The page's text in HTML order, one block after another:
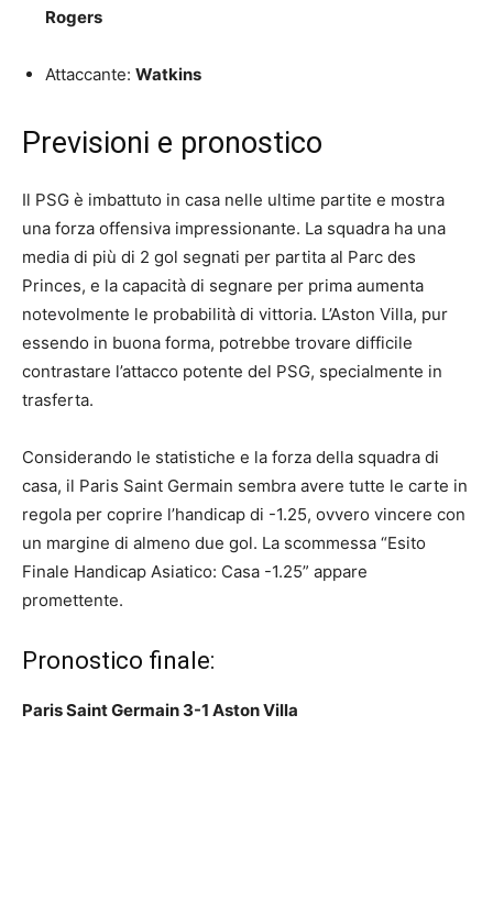
Rogers
Attaccante: Watkins
Previsioni e pronostico
Il PSG è imbattuto in casa nelle ultime partite e mostra
una forza offensiva impressionante. La squadra ha una
media di più di 2 gol segnati per partita al Parc des
Princes, e la capacità di segnare per prima aumenta
notevolmente le probabilità di vittoria. L’Aston Villa, pur
essendo in buona forma, potrebbe trovare difficile
contrastare l’attacco potente del PSG, specialmente in
trasferta.
Considerando le statistiche e la forza della squadra di
casa, il Paris Saint Germain sembra avere tutte le carte in
regola per coprire l’handicap di -1.25, ovvero vincere con
un margine di almeno due gol. La scommessa “Esito
Finale Handicap Asiatico: Casa -1.25” appare
promettente.
Pronostico finale:
Paris Saint Germain 3-1 Aston Villa